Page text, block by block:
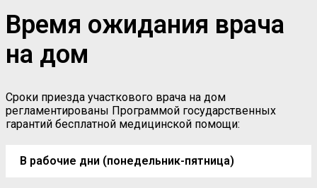
Время ожидания врача
на дом
Сроки приезда участкового врача на дом
регламентированы Программой государственных
гарантий бесплатной медицинской помощи:
В рабочие дни (понедельник-пятница)